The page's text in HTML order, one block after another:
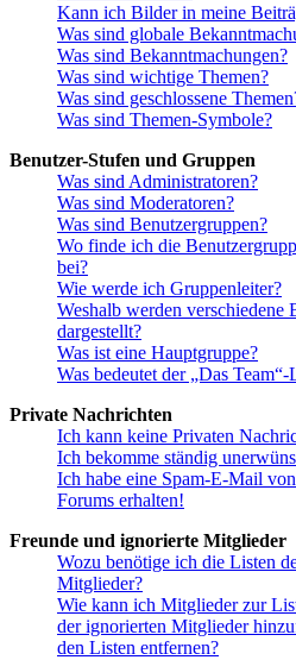
Kann ich Bilder in meine
Was sind globale
Was sind Bekanntmachungen?
Was sind wichtige Themen?
Was sind geschlossene
Was sind Themen-Symbole?
Benutzer-Stufen und Gruppen
Was sind Administratoren?
Was sind Moderatoren?
Was sind Benutzergruppen?
Wo finde ich die
bei?
Wie werde ich Gruppenleiter?
Weshalb werden verschiedene
dargestellt?
Was ist eine Hauptgruppe?
Was bedeutet der „Das
Private Nachrichten
Ich kann keine Privaten
Ich bekomme ständig
Ich habe eine Spam-E-Mail
Forums erhalten!
Freunde und ignorierte Mitglieder
Wozu benötige ich die Listen
Mitglieder?
Wie kann ich Mitglieder zur
der ignorierten Mitglieder
den Listen entfernen?